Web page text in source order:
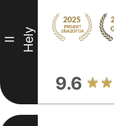
II Hely
9.6